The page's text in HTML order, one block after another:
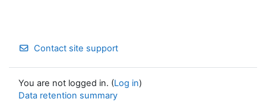
Contact site support
You are not logged in. (Log in)
Data retention summary